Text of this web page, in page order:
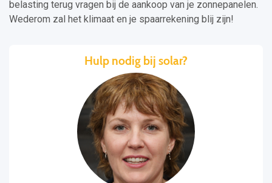
belasting terug vragen bij de aankoop van je zonnepanelen.
Wederom zal het klimaat en je spaarrekening blij zijn!
Hulp nodig bij solar?